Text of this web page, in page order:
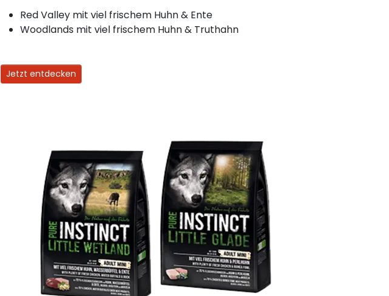
Red Valley mit viel frischem Huhn & Ente
Woodlands mit viel frischem Huhn & Truthahn
Jetzt entdecken